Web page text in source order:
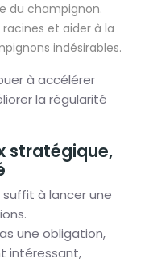
du champignon.
et aider à la
indésirables.
à accélérer
la régularité
stratégique,
à lancer une
une obligation,
intéressant,